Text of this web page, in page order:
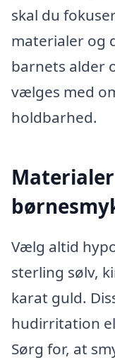
skal du
materialer og
barnets alder
vælges med
holdbarhed.
Vælg altid
sterling sølv,
karat guld.
hudirritation
Sørg for, at